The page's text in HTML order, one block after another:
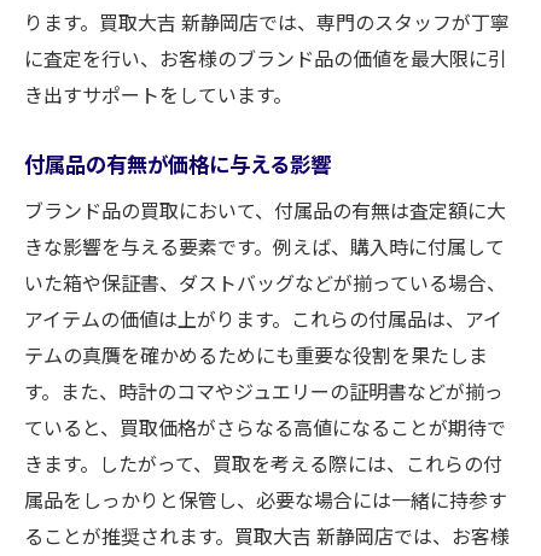
ります。買取大吉 新静岡店では、専門のスタッフが丁寧
に査定を行い、お客様のブランド品の価値を最大限に引
き出すサポートをしています。
付属品の有無が価格に与える影響
ブランド品の買取において、付属品の有無は査定額に大
きな影響を与える要素です。例えば、購入時に付属して
いた箱や保証書、ダストバッグなどが揃っている場合、
アイテムの価値は上がります。これらの付属品は、アイ
テムの真贋を確かめるためにも重要な役割を果たしま
す。また、時計のコマやジュエリーの証明書などが揃っ
ていると、買取価格がさらなる高値になることが期待で
きます。したがって、買取を考える際には、これらの付
属品をしっかりと保管し、必要な場合には一緒に持参す
ることが推奨されます。買取大吉 新静岡店では、お客様